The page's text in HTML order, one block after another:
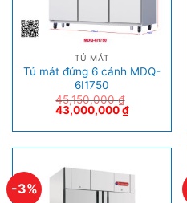
TỦ MÁT
Tủ mát đứng 6 cánh MDQ-
6I1750
45,150,000₫
43,000,000₫
-3%